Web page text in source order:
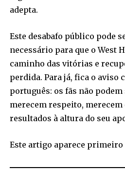
adepta.
Este desabafo público pode
necessário para que o West
caminho das vitórias e
perdida. Para já, fica o aviso
português: os fãs não
merecem respeito,
resultados à altura do seu
Este artigo aparece primeiro